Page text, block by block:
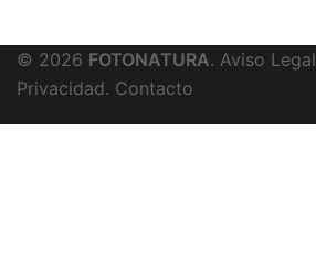
© 2026 FOTONATURA. Aviso Legal
Privacidad. Contacto